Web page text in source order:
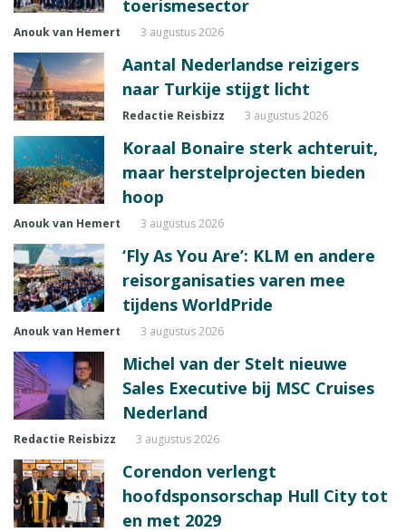
toerismesector
Anouk van Hemert 3 augustus 2026
Aantal Nederlandse reizigers
naar Turkije stijgt licht
Redactie Reisbizz 3 augustus 2026
Koraal Bonaire sterk achteruit,
maar herstelprojecten bieden
hoop
Anouk van Hemert 3 augustus 2026
‘Fly As You Are’: KLM en andere
reisorganisaties varen mee
tijdens WorldPride
Anouk van Hemert 3 augustus 2026
Michel van der Stelt nieuwe
Sales Executive bij MSC Cruises
Nederland
Redactie Reisbizz 3 augustus 2026
Corendon verlengt
hoofdsponsorschap Hull City tot
en met 2029